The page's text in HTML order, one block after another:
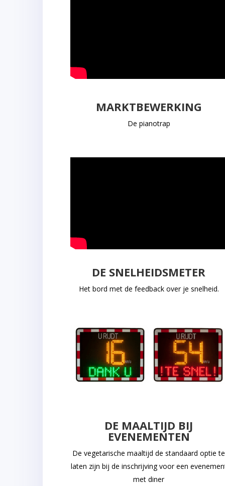
MARKTBEWERKING
De pianotrap
DE SNELHEIDSMETER
Het bord met de feedback over je snelheid.
DE MAALTIJD BIJ
EVENEMENTEN
De vegetarische maaltijd de standaard optie te
laten zijn bij de inschrijving voor een
met diner